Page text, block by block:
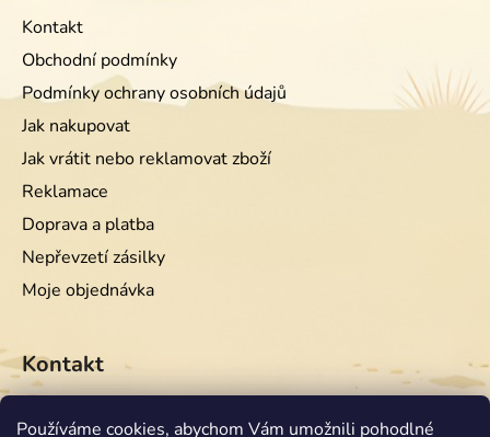
Používáme cookies, abychom Vám umožnili pohodlné
Kontakt
Obchodní podmínky
Podmínky ochrany osobních údajů
Jak nakupovat
Jak vrátit nebo reklamovat zboží
Reklamace
Doprava a platba
Nepřevzetí zásilky
Moje objednávka
Kontakt
info @equiwest.cz